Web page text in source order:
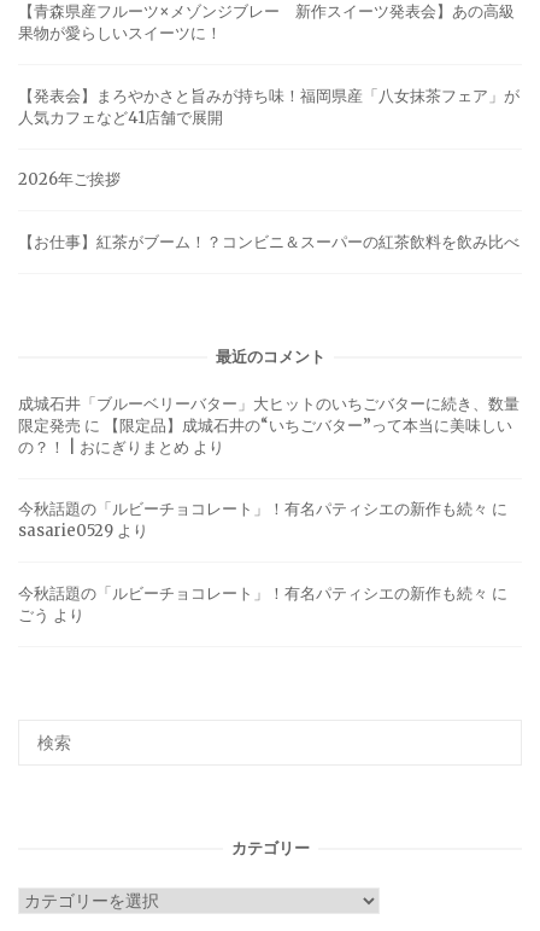
【青森県産フルーツ×メゾンジブレー 新作スイーツ発表会】あの高級
果物が愛らしいスイーツに！
【発表会】まろやかさと旨みが持ち味！福岡県産「八女抹茶フェア」が
人気カフェなど41店舗で展開
2026年ご挨拶
【お仕事】紅茶がブーム！？コンビニ＆スーパーの紅茶飲料を飲み比べ
最近のコメント
成城石井「ブルーベリーバター」大ヒットのいちごバターに続き、数量
限定発売 に
【限定品】成城石井の“いちごバター”って本当に美味しい
の？！ | おにぎりまとめ より
今秋話題の「ルビーチョコレート」！有名パティシエの新作も続々 に
sasarie0529 より
今秋話題の「ルビーチョコレート」！有名パティシエの新作も続々 に
ごう より
カテゴリー
カ